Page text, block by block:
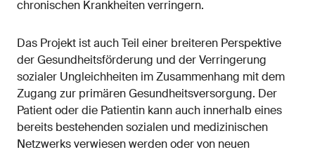
chronischen Krankheiten verringern.
Das Projekt ist auch Teil einer breiteren Perspektive
der Gesundheitsförderung und der Verringerung
sozialer Ungleichheiten im Zusammenhang mit dem
Zugang zur primären Gesundheitsversorgung. Der
Patient oder die Patientin kann auch innerhalb eines
bereits bestehenden sozialen und medizinischen
Netzwerks verwiesen werden oder von neuen